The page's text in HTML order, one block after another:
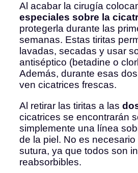
Al acabar la cirugía
especiales sobre la
protegerla durante las
semanas. Estas tiritas
lavadas, secadas y usar
antiséptico (betadine o
Además, durante esas
ven cicatrices frescas.
Al retirar las tiritas a las
cicatrices se encontrarán
simplemente una línea
de la piel. No es
sutura, ya que todos son
reabsorbibles.